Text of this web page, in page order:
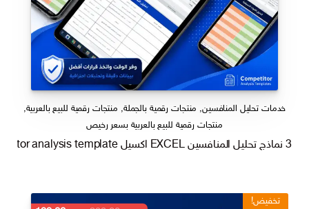
خدمات تحليل المنافسين, منتجات رقمية بالجملة, منتجات رقمية للبيع بالعربية,
منتجات رقمية للبيع بالعربية بسعر رخيص
3 نماذج تحليل المنافسين EXCEL اكسيل competitor analysis template
تخفيض!